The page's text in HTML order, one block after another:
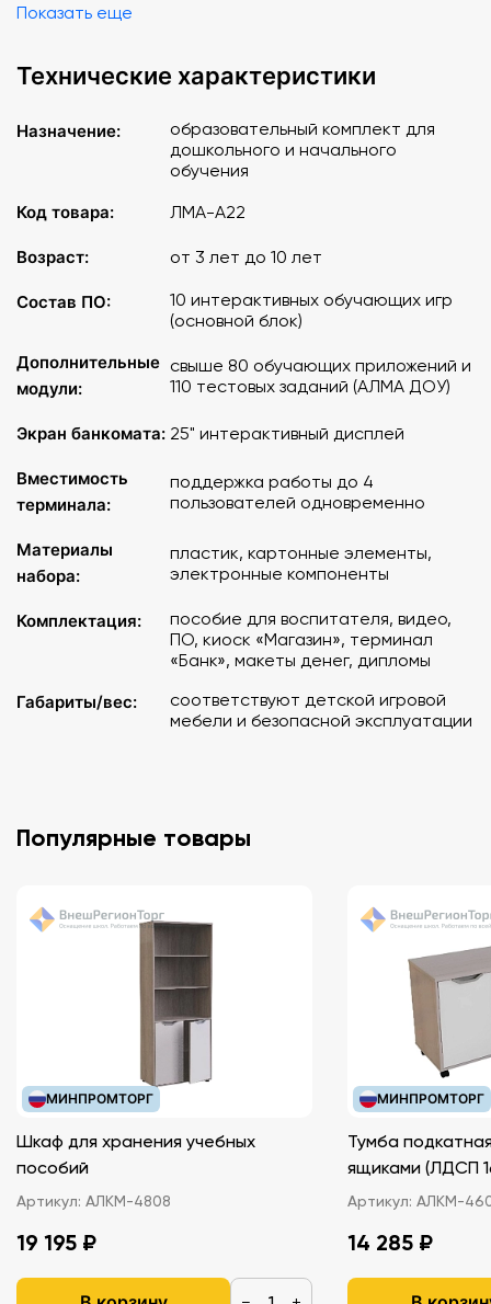
кошельки, наборы для игры в группе на тему уроков.
Терминал АЛМА "Банк". Интерактивный терминал
одновременной работы до 4 детей, прочным корпусом и
экраном, тематическим оформлением в виде банкомата.
АЛМА Дошкольное образование. Уникальное
программное обеспечение для ДОУ, включающее
развитие памяти, внимания, логики, изучение счета и
раскраски, шахматы и шашки.
Для детей от 3-х до 10 лет.
Показать еще
Технические характеристики
Назначение:
образовательный комплект для
дошкольного и начального
обучения
Код товара:
ЛМА-А22
Возраст: от 3 лет до 10 лет
Состав ПО:
10 интерактивных обучающих игр
(основной блок)
Дополнительные
модули:
свыше 80 обучающих приложений и
110 тестовых заданий (АЛМА ДОУ)
Экран банкомата: 25" интерактивный дисплей
Вместимость
терминала:
поддержка работы до 4
пользователей одновременно
Материалы
набора:
пластик, картонные элементы,
электронные компоненты
Комплектация:
пособие для воспитателя, видео,
ПО, киоск «Магазин», терминал
«Банк», макеты денег, дипломы
Габариты/вес:
соответствуют детской игровой
мебели и безопасной эксплуатации
Популярные товары
МИНПРОМТОРГ
Шкаф для хранения учебных
пособий
Артикул: АЛКМ-4808
19 195 ₽
МИНПРОМТОРГ
Тумба
ящиками
Артикул: АЛКМ-
14 285 ₽